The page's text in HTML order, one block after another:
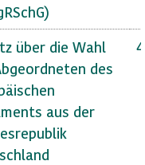
über die Wahl
des
aus der